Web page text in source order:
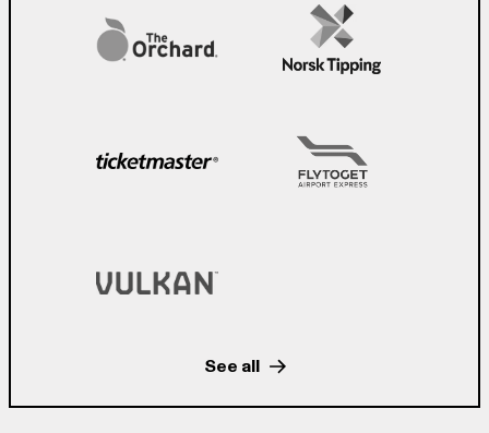
See all